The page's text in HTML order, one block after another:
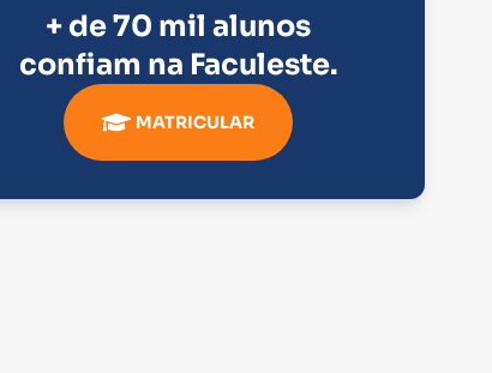
+ de 70 mil alunos
confiam na Faculeste.
MATRICULAR